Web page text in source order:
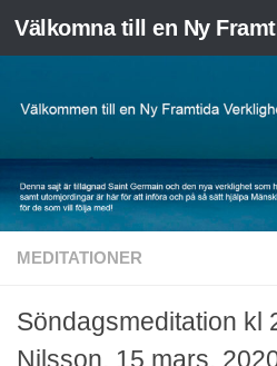
Skip to content
MEDITATIONER
Söndagsmeditation kl
Nilsson, 15 mars,